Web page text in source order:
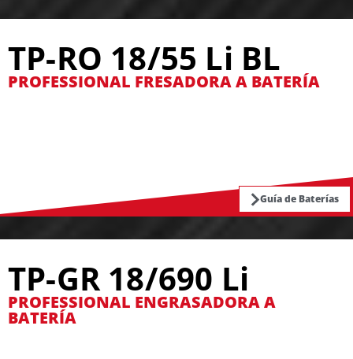
TP-RO 18/55 Li BL
PROFESSIONAL FRESADORA A BATERÍA
Guía de Baterías
TP-GR 18/690 Li
PROFESSIONAL ENGRASADORA A
BATERÍA